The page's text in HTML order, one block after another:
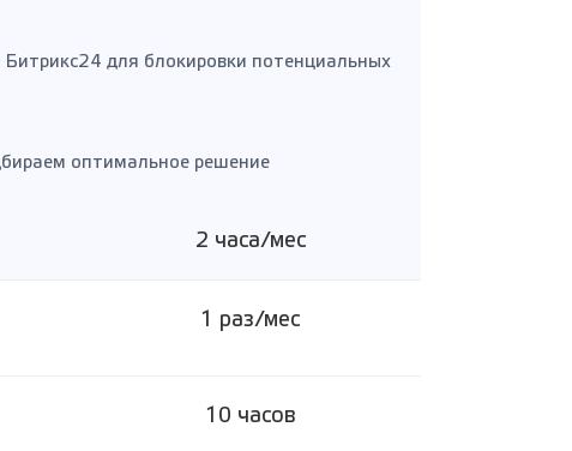
для блокировки потенциальных
оптимальное решение
2 часа/мес
1 раз/мес
10 часов